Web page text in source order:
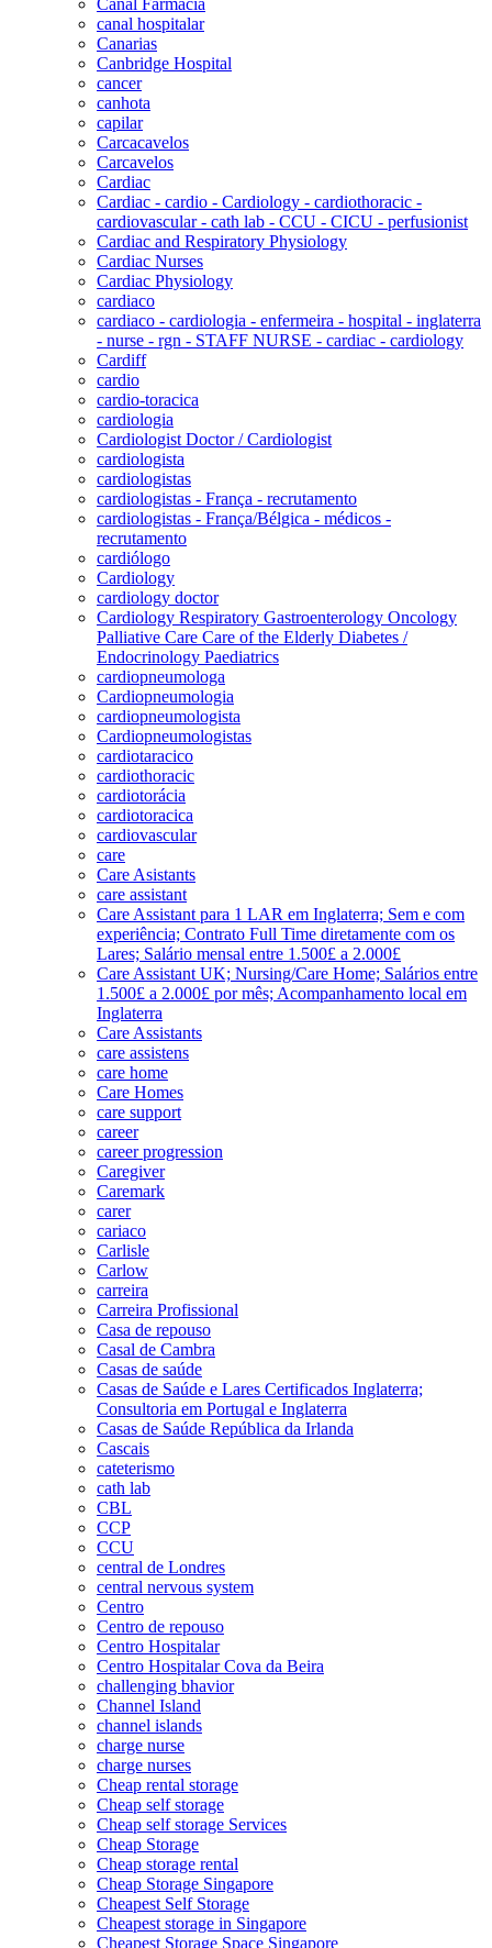
canal hospitalar
Canarias
Canbridge Hospital
cancer
canhota
capilar
Carcacavelos
Carcavelos
Cardiac
Cardiac - cardio - Cardiology - cardiothoracic -
cardiovascular - cath lab - CCU - CICU - perfusionist
Cardiac and Respiratory Physiology
Cardiac Nurses
Cardiac Physiology
cardiaco
cardiaco - cardiologia - enfermeira - hospital - inglaterra
- nurse - rgn - STAFF NURSE - cardiac - cardiology
Cardiff
cardio
cardio-toracica
cardiologia
Cardiologist Doctor / Cardiologist
cardiologista
cardiologistas
cardiologistas - França - recrutamento
cardiologistas - França/Bélgica - médicos -
recrutamento
cardiólogo
Cardiology
cardiology doctor
Cardiology Respiratory Gastroenterology Oncology
Palliative Care Care of the Elderly Diabetes /
Endocrinology Paediatrics
cardiopneumologa
Cardiopneumologia
cardiopneumologista
Cardiopneumologistas
cardiotaracico
cardiothoracic
cardiotorácia
cardiotoracica
cardiovascular
care
Care Asistants
care assistant
Care Assistant para 1 LAR em Inglaterra; Sem e com
experiência; Contrato Full Time diretamente com os
Lares; Salário mensal entre 1.500£ a 2.000£
Care Assistant UK; Nursing/Care Home; Salários entre
1.500£ a 2.000£ por mês; Acompanhamento local em
Inglaterra
Care Assistants
care assistens
care home
Care Homes
care support
career
career progression
Caregiver
Caremark
carer
cariaco
Carlisle
Carlow
carreira
Carreira Profissional
Casa de repouso
Casal de Cambra
Casas de saúde
Casas de Saúde e Lares Certificados Inglaterra;
Consultoria em Portugal e Inglaterra
Casas de Saúde República da Irlanda
Cascais
cateterismo
cath lab
CBL
CCP
CCU
central de Londres
central nervous system
Centro
Centro de repouso
Centro Hospitalar
Centro Hospitalar Cova da Beira
challenging bhavior
Channel Island
channel islands
charge nurse
charge nurses
Cheap rental storage
Cheap self storage
Cheap self storage Services
Cheap Storage
Cheap storage rental
Cheap Storage Singapore
Cheapest Self Storage
Cheapest storage in Singapore
Cheapest Storage Space Singapore